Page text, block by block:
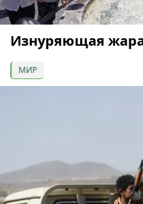
Изнуряющая
МИР